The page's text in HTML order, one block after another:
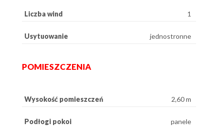
Liczba wind 1
Usytuowanie jednostronne
POMIESZCZENIA
Wysokość pomieszczeń 2,60 m
Podłogi pokoi panele